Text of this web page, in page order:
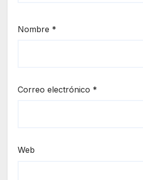
Nombre *
Correo electrónico *
Web